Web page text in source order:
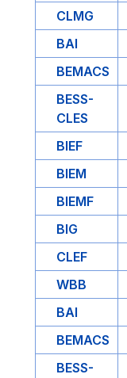
CLMG
BAI
BEMACS
BESS-
CLES
BIEF
BIEM
BIEMF
BIG
CLEF
WBB
BAI
BEMACS
BESS-